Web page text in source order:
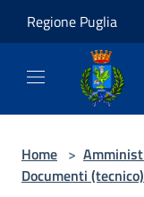
Regione Puglia
Home >
Documenti